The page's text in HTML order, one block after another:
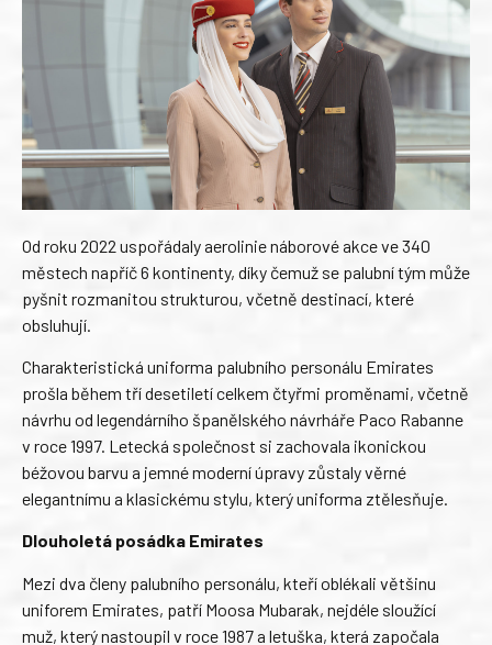
Od roku 2022 uspořádaly aerolinie náborové akce ve 340
městech napříč 6 kontinenty, díky čemuž se palubní tým může
pyšnit rozmanitou strukturou, včetně destinací, které
obsluhují.
Charakteristická uniforma palubního personálu Emirates
prošla během tří desetiletí celkem čtyřmi proměnami, včetně
návrhu od legendárního španělského návrháře Paco Rabanne
v roce 1997. Letecká společnost si zachovala ikonickou
béžovou barvu a jemné moderní úpravy zůstaly věrné
elegantnímu a klasickému stylu, který uniforma ztělesňuje.
Dlouholetá posádka Emirates
Mezi dva členy palubního personálu, kteří oblékali většinu
uniforem Emirates, patří Moosa Mubarak, nejdéle sloužící
muž, který nastoupil v roce 1987 a letuška, která započala